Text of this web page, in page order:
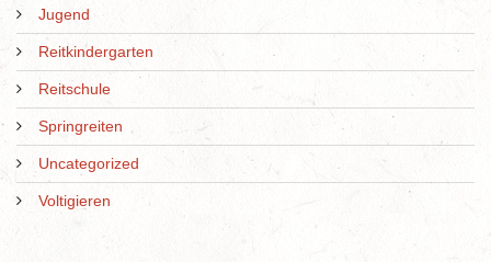
Jugend
Reitkindergarten
Reitschule
Springreiten
Uncategorized
Voltigieren